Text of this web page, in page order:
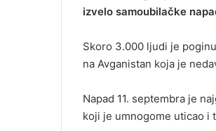
e
a
i
izvelo samoubilačke
Skoro 3.000 ljudi je
na Avganistan koja je
Napad 11. septembra je
koji je umnogome uticao i